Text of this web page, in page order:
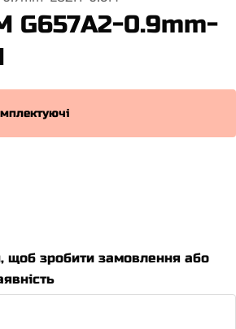
G657A2-0.9mm-
щоб зробити замовлення або